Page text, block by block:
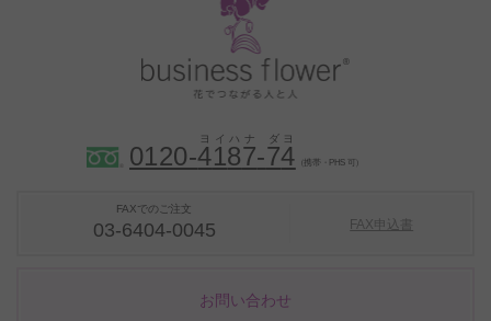
0120-4187-74 （携帯・PHS 可）
FAXでのご注文
03-6404-0045 FAX申込書
お問い合わせ